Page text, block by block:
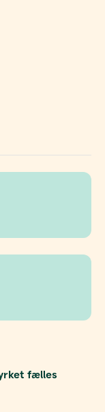
fælles